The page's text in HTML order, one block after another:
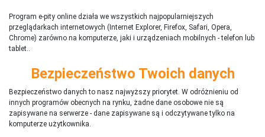
Program e-pity online działa we wszystkich najpopularniejszych
przeglądarkach internetowych (Internet Explorer, Firefox, Safari, Opera,
Chrome) zarówno na komputerze, jaki i urządzeniach mobilnych - telefon lub
tablet..
Bezpieczeństwo Twoich danych
Bezpieczeństwo danych to nasz najwyższy priorytet. W odróżnieniu od
innych programów obecnych na rynku, żadne dane osobowe nie są
zapisywane na serwerze - dane zapisywane są i odczytywane tylko na
komputerze użytkownika.